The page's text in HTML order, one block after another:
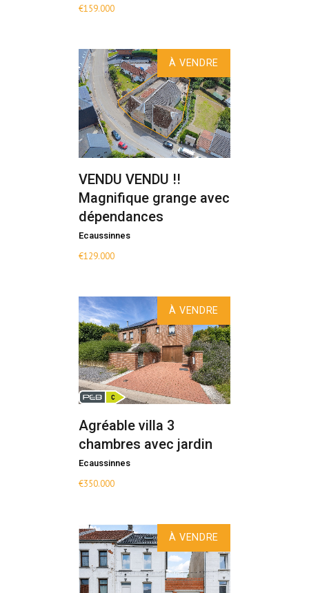
€159.000
À VENDRE
VENDU VENDU !!
Magnifique grange avec
dépendances
Ecaussinnes
€129.000
À VENDRE
Agréable villa 3
chambres avec jardin
Ecaussinnes
€350.000
À VENDRE